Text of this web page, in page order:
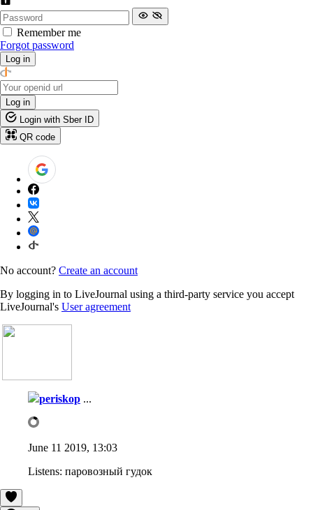
Remember me
Forgot password
Log in
Log in
Login with Sber ID
QR code
No account? Create an account
By logging in to LiveJournal using a third-party service you accept
LiveJournal's User agreement
periskop ...
June 11 2019, 13:03
Listens: паровозный гудок